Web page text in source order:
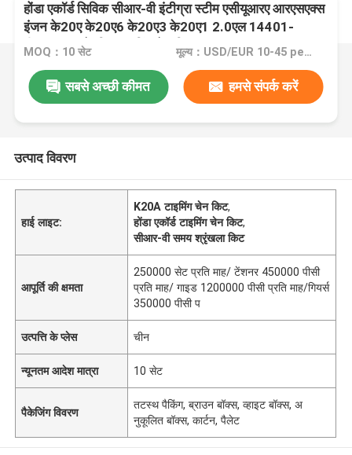
होंडा एकॉर्ड सिविक सीआर-वी इंटीग्रा स्टीम एसीयूआरए आरएसएक्स
इंजन के20ए के20ए6 के20ए3 के20ए1 2.0एल 14401-
पीएनए-004 के लिए टाइमिंग चेन किट
MOQ：10 सेट मूल्य：USD/EUR 10-45 per set
सबसे अच्छी कीमत हमसे संपर्क करें
उत्पाद विवरण
हाई लाइट:
K20A टाइमिंग चेन किट,
होंडा एकॉर्ड टाइमिंग चेन किट,
सीआर-वी समय श्रृंखला किट
आपूर्ति की क्षमता
250000 सेट प्रति माह/ टेंशनर 450000 पीसी
प्रति माह/ गाइड 1200000 पीसी प्रति माह/गियर्स
350000 पीसी प
उत्पत्ति के प्लेस चीन
न्यूनतम आदेश मात्रा 10 सेट
पैकेजिंग विवरण
तटस्थ पैकिंग, ब्राउन बॉक्स, व्हाइट बॉक्स, अ
नुकूलित बॉक्स, कार्टन, पैलेट